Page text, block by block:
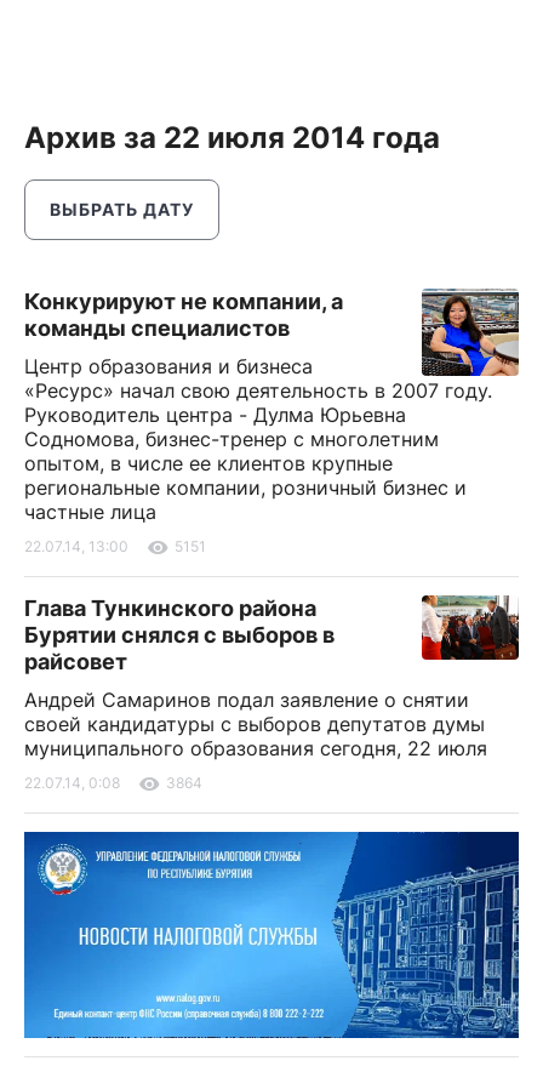
Архив за 22 июля 2014 года
ВЫБРАТЬ ДАТУ
Конкурируют не компании, а
команды специалистов
Центр образования и бизнеса
«Ресурс» начал свою деятельность в 2007 году.
Руководитель центра - Дулма Юрьевна
Содномова, бизнес-тренер с многолетним
опытом, в числе ее клиентов крупные
региональные компании, розничный бизнес и
частные лица
22.07.14, 13:00 5151
Глава Тункинского района
Бурятии снялся с выборов в
райсовет
Андрей Самаринов подал заявление о снятии
своей кандидатуры с выборов депутатов думы
муниципального образования сегодня, 22 июля
22.07.14, 0:08 3864